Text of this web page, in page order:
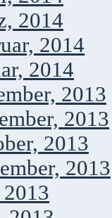
2014
2014
2014
2013
2013
2013
2013